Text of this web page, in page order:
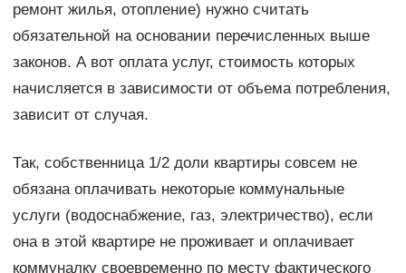
ремонт жилья, отопление) нужно считать
обязательной на основании перечисленных выше
законов. А вот оплата услуг, стоимость которых
начисляется в зависимости от объема потребления,
зависит от случая.
Так, собственница 1/2 доли квартиры совсем не
обязана оплачивать некоторые коммунальные
услуги (водоснабжение, газ, электричество), если
она в этой квартире не проживает и оплачивает
коммуналку своевременно по месту фактического